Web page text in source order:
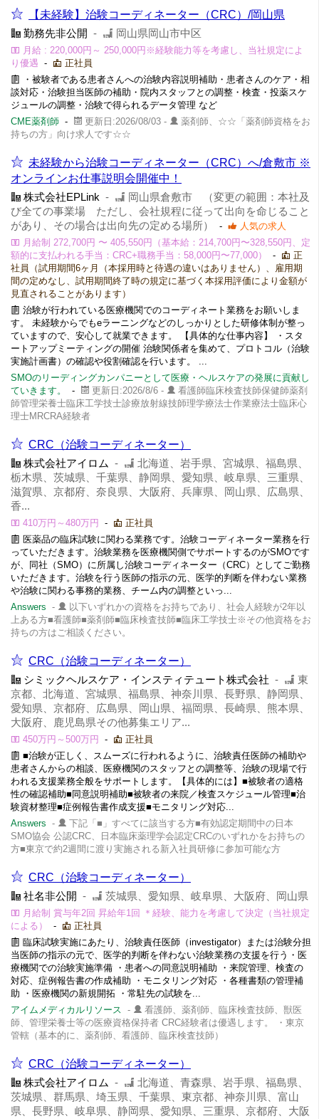
【未経験】治験コーディネーター（CRC）/岡山県
勤務先非公開 - 岡山県岡山市中区
月給 : 220,000円～ 250,000円※経験能力等を考慮し、当社規定によ
り優遇 -
正社員
・被験者である患者さんへの治験内容説明補助・患者さんのケア・相
談対応・治験担当医師の補助・院内スタッフとの調整・検査・投薬スケ
ジュールの調整・治験で得られるデータ管理 など
CME薬剤師 - 更新日:2026/08/03 -
薬剤師、☆☆「薬剤師資格をお
持ちの方」向け求人です☆☆
未経験から治験コーディネーター（CRC）へ/倉敷市 ※
オンラインお仕事説明会開催中！
株式会社EPLink -
岡山県倉敷市 （変更の範囲：本社及
び全ての事業場 ただし、会社規程に従って出向を命じること
があり、その場合は出向先の定める場所）
-
人気の求人
月給制 272,700円 〜 405,550円（基本給：214,700円〜328,550円、定
額的に支払われる手当：CRC+職務手当：58,000円〜77,000）
-
正
社員（試用期間6ヶ月（本採用時と待遇の違いはありません）、雇用期
間の定めなし、試用期間終了時の規定に基づく本採用評価により金額が
見直されることがあります）
治験が行われている医療機関でのコーディネート業務をお願いしま
す。 未経験からでもeラーニングなどのしっかりとした研修体制が整っ
ていますので、安心して就業できます。 【具体的な仕事内容】 ・スタ
ートアップミーティングの開催 治験関係者を集めて、プロトコル（治験
実施計画書）の確認や役割確認を行います。 ...
SMOのリーディングカンパニーとして医療・ヘルスケアの発展に貢献し
ていきます。
- 更新日:2026/8/6 -
看護師臨床検査技師保健師薬剤
師管理栄養士臨床工学技士診療放射線技師理学療法士作業療法士臨床心
理士MRCRA経験者
CRC（治験コーディネーター）
株式会社アイロム -
北海道、岩手県、宮城県、福島県、
栃木県、茨城県、千葉県、静岡県、愛知県、岐阜県、三重県、
滋賀県、京都府、奈良県、大阪府、兵庫県、岡山県、広島県、
香...
410万円～480万円 -
正社員
医薬品の臨床試験に関わる業務です。治験コーディネーター業務を行
っていただきます。治験業務を医療機関側でサポートするのがSMOです
が、同社（SMO）に所属し治験コーディネーター（CRC）としてご勤務
いただきます。治験を行う医師の指示の元、医学的判断を伴わない業務
や治験に関わる事務的業務、チーム内の調整といっ...
Answers -
以下いずれかの資格をお持ちであり、社会人経験が2年以
上ある方■看護師■薬剤師■臨床検査技師■臨床工学技士※その他資格をお
持ちの方はご相談ください。
CRC（治験コーディネーター）
シミックヘルスケア・インスティテュート株式会社 -
東
京都、北海道、宮城県、福島県、神奈川県、長野県、静岡県、
愛知県、京都府、広島県、岡山県、福岡県、長崎県、熊本県、
大阪府、鹿児島県その他募集エリア...
450万円～500万円 -
正社員
■治験が正しく、スムーズに行われるように、治験責任医師の補助や
患者さんからの相談、医療機関のスタッフとの調整等、治験の現場で行
われる支援業務全般をサポートします。【具体的には】■被験者の適格
性の確認補助■同意説明補助■被験者の来院／検査スケジュール管理■治
験資材整理■症例報告書作成支援■モニタリング対応...
Answers -
下記「■」すべてに該当する方■有効認定期間中の日本
SMO協会 公認CRC、日本臨床薬理学会認定CRCのいずれかをお持ちの
方■東京で約2週間に渡り実施される新入社員研修に参加可能な方
CRC（治験コーディネーター）
社名非公開 - 茨城県、愛知県、岐阜県、大阪府、岡山県
月給制 賞与年2回 昇給年1回 ＊経験、能力を考慮して決定（当社規定
による）
-
正社員
臨床試験実施にあたり、治験責任医師（investigator）または治験分担
当医師の指示の元で、医学的判断を伴わない治験業務の支援を行う・医
療機関での治験実施準備 ・患者への同意説明補助 ・来院管理、検査の
対応、症例報告書の作成補助 ・モニタリング対応 ・各種書類の管理補
助 ・医療機関の新規開拓 ・常駐先の試験を...
アイムメディカルリソース -
看護師、薬剤師、臨床検査技師、獣医
師、管理栄養士等の医療資格保持者 CRC経験者は優遇します。 ・東京
管轄（基本的に、薬剤師、看護師、臨床検査技師）
CRC（治験コーディネーター）
株式会社アイロム -
北海道、青森県、岩手県、福島県、
茨城県、群馬県、埼玉県、千葉県、東京都、神奈川県、富山
県、長野県、岐阜県、静岡県、愛知県、三重県、京都府、大阪